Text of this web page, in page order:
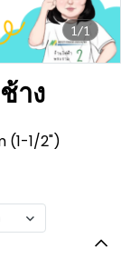
1/1
าง
(1-1/2")